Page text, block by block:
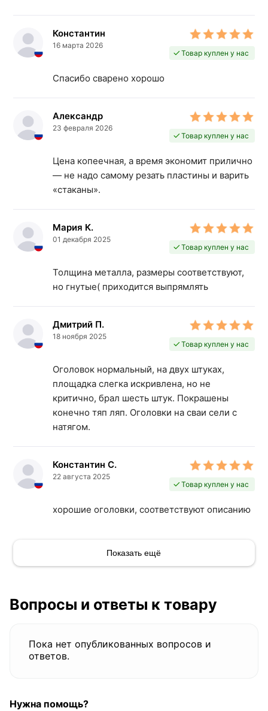
Константин
16 марта 2026
Товар куплен у нас
Спасибо сварено хорошо
Александр
23 февраля 2026
Товар куплен у нас
Цена копеечная, а время экономит прилично
— не надо самому резать пластины и варить
«стаканы».
Мария К.
01 декабря 2025
Товар куплен у нас
Толщина металла, размеры соответствуют,
но гнутые( приходится выпрямлять
Дмитрий П.
18 ноября 2025
Товар куплен у нас
Оголовок нормальный, на двух штуках,
площадка слегка искривлена, но не
критично, брал шесть штук. Покрашены
конечно тяп ляп. Оголовки на сваи сели с
натягом.
Константин С.
22 августа 2025
Товар куплен у нас
хорошие оголовки, соответствуют описанию
Показать ещё
Вопросы и ответы к товару
Пока нет опубликованных вопросов и
ответов.
Нужна помощь?